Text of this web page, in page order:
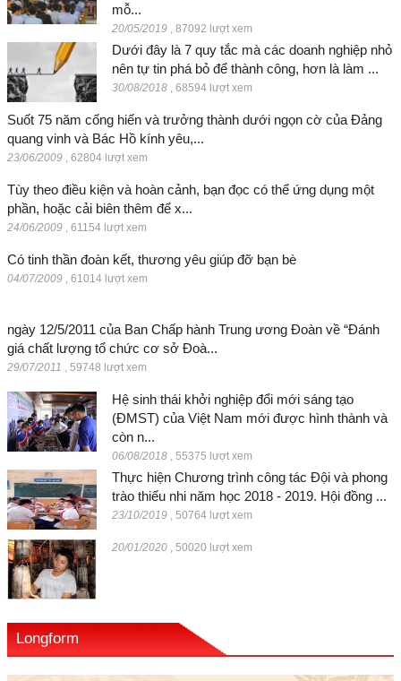
mỗ...
20/05/2019 87092 lượt xem
Dưới đây là 7 quy tắc mà các doanh nghiệp nhỏ
nên tự tin phá bỏ để thành công, hơn là làm ...
30/08/2018 68594 lượt xem
Suốt 75 năm cống hiến và trưởng thành dưới ngọn cờ của Đảng
quang vinh và Bác Hồ kính yêu,...
23/06/2009 62804 lượt xem
Tùy theo điều kiện và hoàn cảnh, bạn đọc có thể ứng dụng một
phần, hoặc cải biên thêm để x...
24/06/2009 61154 lượt xem
Có tinh thần đoàn kết, thương yêu giúp đỡ bạn bè
04/07/2009 61014 lượt xem
ngày 12/5/2011 của Ban Chấp hành Trung ương Đoàn về “Đánh
giá chất lượng tổ chức cơ sở Đoà...
29/07/2011 59748 lượt xem
Hệ sinh thái khởi nghiệp đổi mới sáng tạo
(ĐMST) của Việt Nam mới được hình thành và
còn n...
06/08/2018 55375 lượt xem
Thực hiện Chương trình công tác Đội và phong
trào thiếu nhi năm học 2018 - 2019. Hội đồng ...
23/10/2019 50764 lượt xem
20/01/2020 50020 lượt xem
Longform